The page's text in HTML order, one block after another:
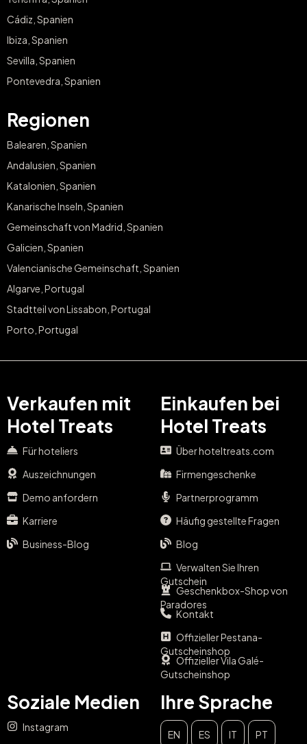
Cádiz, Spanien
Ibiza, Spanien
Sevilla, Spanien
Pontevedra, Spanien
Regionen
Balearen, Spanien
Andalusien, Spanien
Katalonien, Spanien
Kanarische Inseln, Spanien
Gemeinschaft von Madrid, Spanien
Galicien, Spanien
Valencianische Gemeinschaft, Spanien
Algarve, Portugal
Stadtteil von Lissabon, Portugal
Porto, Portugal
Verkaufen mit
Hotel Treats
Für hoteliers
Auszeichnungen
Demo anfordern
Karriere
Business-Blog
Einkaufen bei
Hotel Treats
Über hoteltreats.com
Firmengeschenke
Partnerprogramm
Häufig gestellte Fragen
Blog
Verwalten Sie Ihren
Gutschein
Geschenkbox-Shop von
Paradores
Kontakt
Offizieller Pestana-
Gutscheinshop
Offizieller Vila Galé-
Gutscheinshop
Soziale Medien
Instagram
Ihre Sprache
EN ES IT PT